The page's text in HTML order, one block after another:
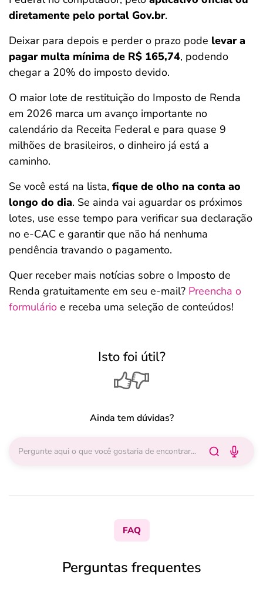
diretamente pelo portal Gov.br.
Deixar para depois e perder o prazo pode levar a
pagar multa mínima de R$ 165,74, podendo
chegar a 20% do imposto devido.
O maior lote de restituição do Imposto de Renda
em 2026 marca um avanço importante no
calendário da Receita Federal e para quase 9
milhões de brasileiros, o dinheiro já está a
caminho.
Se você está na lista, fique de olho na conta ao
longo do dia. Se ainda vai aguardar os próximos
lotes, use esse tempo para verificar sua declaração
no e-CAC e garantir que não há nenhuma
pendência travando o pagamento.
Quer receber mais notícias sobre o Imposto de
Renda gratuitamente em seu e-mail? Preencha o
formulário e receba uma seleção de conteúdos!
Isto foi útil?
Ainda tem dúvidas?
FAQ
Perguntas frequentes